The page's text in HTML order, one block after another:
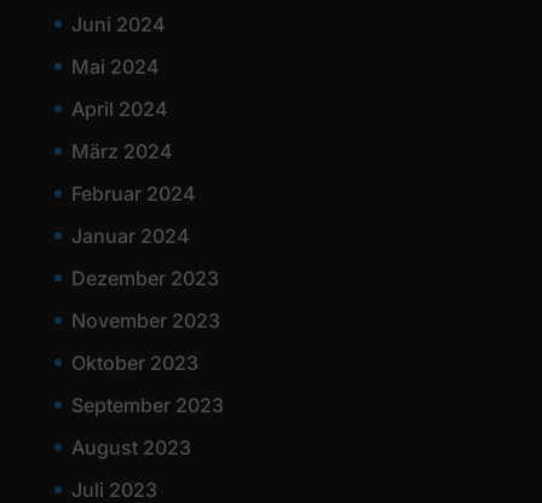
Juni 2024
Mai 2024
April 2024
März 2024
Februar 2024
Januar 2024
Dezember 2023
November 2023
Oktober 2023
September 2023
August 2023
Juli 2023